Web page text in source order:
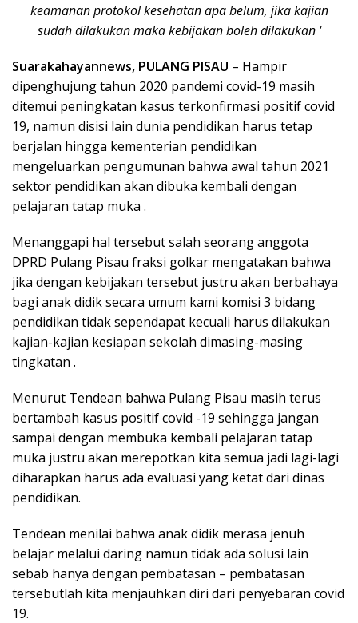
keamanan protokol kesehatan apa belum, jika kajian
sudah dilakukan maka kebijakan boleh dilakukan ‘
Suarakahayannews, PULANG PISAU – Hampir
dipenghujung tahun 2020 pandemi covid-19 masih
ditemui peningkatan kasus terkonfirmasi positif covid
19, namun disisi lain dunia pendidikan harus tetap
berjalan hingga kementerian pendidikan
mengeluarkan pengumunan bahwa awal tahun 2021
sektor pendidikan akan dibuka kembali dengan
pelajaran tatap muka .
Menanggapi hal tersebut salah seorang anggota
DPRD Pulang Pisau fraksi golkar mengatakan bahwa
jika dengan kebijakan tersebut justru akan berbahaya
bagi anak didik secara umum kami komisi 3 bidang
pendidikan tidak sependapat kecuali harus dilakukan
kajian-kajian kesiapan sekolah dimasing-masing
tingkatan .
Menurut Tendean bahwa Pulang Pisau masih terus
bertambah kasus positif covid -19 sehingga jangan
sampai dengan membuka kembali pelajaran tatap
muka justru akan merepotkan kita semua jadi lagi-lagi
diharapkan harus ada evaluasi yang ketat dari dinas
pendidikan.
Tendean menilai bahwa anak didik merasa jenuh
belajar melalui daring namun tidak ada solusi lain
sebab hanya dengan pembatasan – pembatasan
tersebutlah kita menjauhkan diri dari penyebaran covid
19.